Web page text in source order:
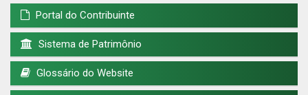
Portal do Contribuinte
Sistema de Patrimônio
Glossário do Website